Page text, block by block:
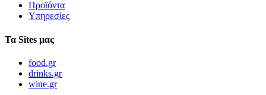
Προϊόντα
Υπηρεσίες
Τα Sites μας
food.gr
drinks.gr
wine.gr